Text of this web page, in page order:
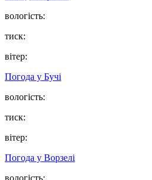
вологість:
тиск:
вітер:
Погода у Бучі
вологість:
тиск:
вітер:
Погода у Ворзелі
вологість: